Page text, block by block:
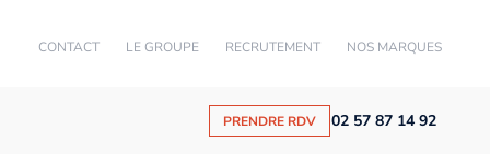
CONTACT LE GROUPE RECRUTEMENT NOS MARQUES
PRENDRE RDV 02 57 87 14 92